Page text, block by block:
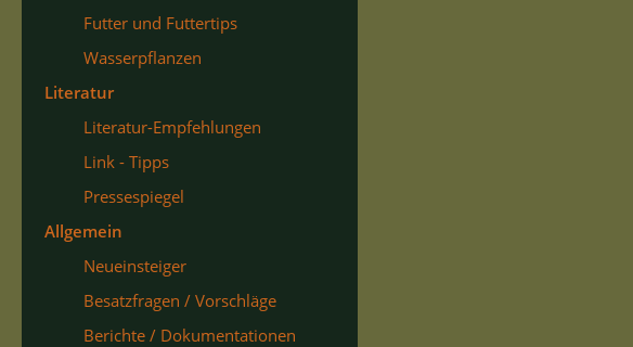
Futter und Futtertips
Wasserpflanzen
Literatur
Literatur-Empfehlungen
Link - Tipps
Pressespiegel
Allgemein
Neueinsteiger
Besatzfragen / Vorschläge
Berichte / Dokumentationen